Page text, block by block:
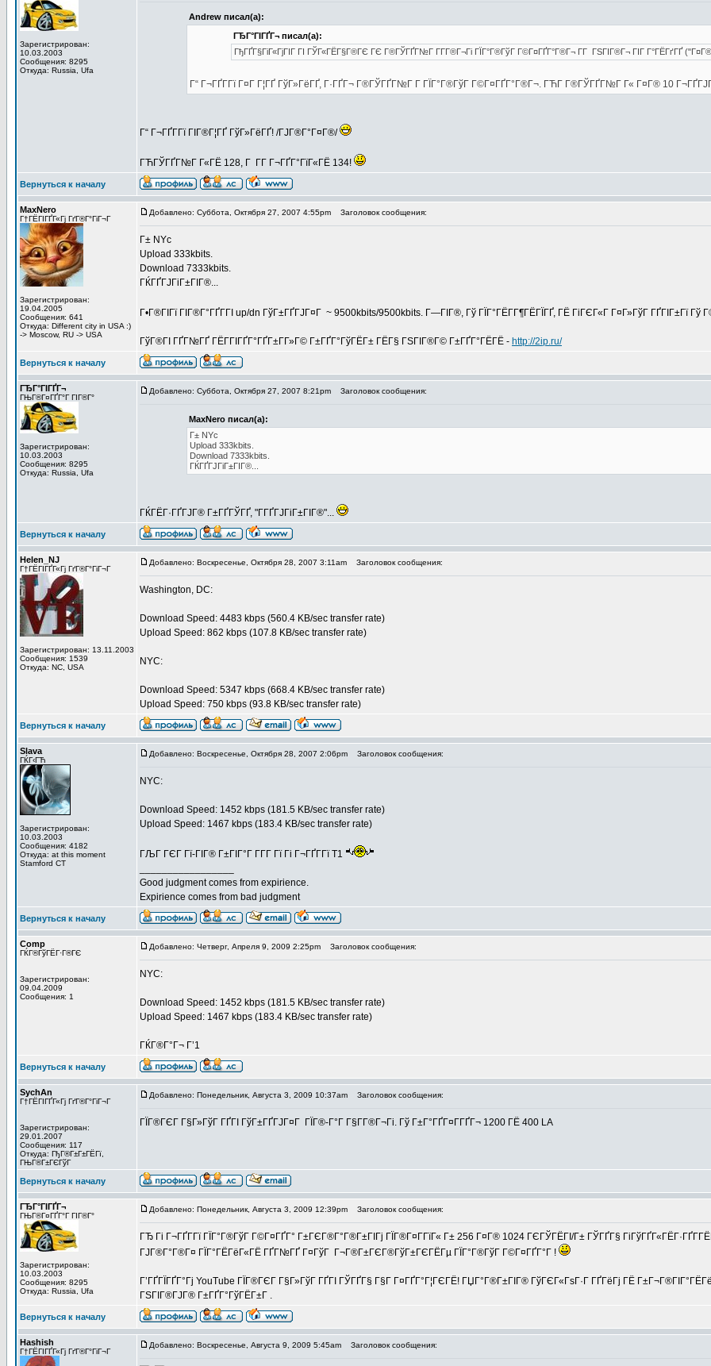
Зарегистрирован:
10.03.2003
Сообщения: 8295
Откуда: Russia, Ufa
Andrew писал(а):
ГЂГ°ГІГҐГ¬ писал(а):
ГђГҐГ§ГіГ«ГјГІГ ГІ ГЎГ«ГЁГ§Г®ГЄ ГЄ Г®ГЎГҐГ№Г Г­Г­Г®Г¬Гі ГЇГ°Г®ГўГ Г©Г¤ГҐГ°Г®Г¬ Г­Г ГЅГІГ®Г¬ ГІГ Г°ГЁГґГҐ
Г“ Г¬ГҐГ­Гї Г¤Г Г¦ГҐ ГўГ»ГёГҐ, Г·ГҐГ¬ Г®ГЎГҐГ№Г Г­ ГЇГ°Г®ГўГ Г©Г¤ГҐГ°Г®Г¬. ГЋГ­ Г®ГЎГҐГ№Г Г« Г¤Г® 10
Г“ Г¬ГҐГ­Гї ГІГ®Г¦ГҐ ГўГ»ГёГҐ! /ГЈГ®Г°Г¤Г®/
ГЋГЎГҐГ№Г Г«ГЁ 128, Г Г­Г Г¬ГҐГ°ГїГ«ГЁ 134!
Вернуться к началу
MaxNero
Г†ГЁГІГҐГ«Гј ГґГ®Г°ГіГ¬Г
Зарегистрирован:
19.04.2005
Сообщения: 641
Откуда: Different city in USA :)
-> Moscow, RU -> USA
Добавлено: Суббота, Октября 27, 2007 4:55pm Заголовок сообщения:
Г± NYc
Upload 333kbits.
Download 7333kbits.
ГЌГҐГЈГіГ±ГІГ®...
Г•Г®ГІГї ГІГ®Г°ГҐГ­ГІ up/dn ГўГ±ГҐГЈГ¤Г ~ 9500kbits/9500kbits. Г—ГІГ®, Гў ГЇГ°ГЁГ­Г¶ГЁГЇГҐ, ГЁ ГіГЄГ«Г Г¤Г»ГўГ ГҐГІГ±Гї
ГўГ®ГІ ГҐГ№ГҐ ГЁГ­ГІГҐГ°ГҐГ±Г­Г»Г© Г±ГҐГ°ГўГЁГ± ГЁГ§ ГЅГІГ®Г© Г±ГҐГ°ГЁГЁ - http://2ip.ru/
Вернуться к началу
ГЂГ°ГІГҐГ¬
ГЊГ®Г¤ГҐГ°Г ГІГ®Г°
Зарегистрирован:
10.03.2003
Сообщения: 8295
Откуда: Russia, Ufa
Добавлено: Суббота, Октября 27, 2007 8:21pm Заголовок сообщения:
MaxNero писал(а):
Г± NYc
Upload 333kbits.
Download 7333kbits.
ГЌГҐГЈГіГ±ГІГ®...
ГЌГЁГ·ГҐГЈГ® Г±ГҐГЎГҐ, "Г­ГҐГЈГіГ±ГІГ®"...
Вернуться к началу
Helen_NJ
Г†ГЁГІГҐГ«Гј ГґГ®Г°ГіГ¬Г
Зарегистрирован: 13.11.2003
Сообщения: 1539
Откуда: NC, USA
Добавлено: Воскресенье, Октября 28, 2007 3:11am Заголовок сообщения:
Washington, DC:
Download Speed: 4483 kbps (560.4 KB/sec transfer rate)
Upload Speed: 862 kbps (107.8 KB/sec transfer rate)
NYC:
Download Speed: 5347 kbps (668.4 KB/sec transfer rate)
Upload Speed: 750 kbps (93.8 KB/sec transfer rate)
Вернуться к началу
Slava
ГЌГ‹ГЋ
Зарегистрирован:
10.03.2003
Сообщения: 4182
Откуда: at this moment
Stamford CT
Добавлено: Воскресенье, Октября 28, 2007 2:06pm Заголовок сообщения:
NYC:
Download Speed: 1452 kbps (181.5 KB/sec transfer rate)
Upload Speed: 1467 kbps (183.4 KB/sec transfer rate)
ГЉГ ГЄГ Гї-ГІГ® Г±ГІГ°Г Г­Г­Г Гї Гі Г¬ГҐГ­Гї T1
Good judgment comes from expirience.
Expirience comes from bad judgment
Вернуться к началу
Comp
ГЌГ®ГўГЁГ·Г®ГЄ
Зарегистрирован:
09.04.2009
Сообщения: 1
Добавлено: Четверг, Апреля 9, 2009 2:25pm Заголовок сообщения:
NYC:
Download Speed: 1452 kbps (181.5 KB/sec transfer rate)
Upload Speed: 1467 kbps (183.4 KB/sec transfer rate)
ГЌГ®Г°Г¬ Г’1
Вернуться к началу
SychAn
Г†ГЁГІГҐГ«Гј ГґГ®Г°ГіГ¬Г
Зарегистрирован:
29.01.2007
Сообщения: 117
Откуда: ГђГ®Г±Г±ГЁГї,
ГЊГ®Г±ГЄГўГ
Добавлено: Понедельник, Августа 3, 2009 10:37am Заголовок сообщения:
ГЇГ®ГЄГ Г§Г»ГўГ ГҐГІ ГўГ±ГҐГЈГ¤Г ГЇГ®-Г°Г Г§Г­Г®Г¬Гі. Гў Г±Г°ГҐГ¤Г­ГҐГ¬ 1200 ГЁ 400 LA
Вернуться к началу
ГЂГ°ГІГҐГ¬
ГЊГ®Г¤ГҐГ°Г ГІГ®Г°
Зарегистрирован:
10.03.2003
Сообщения: 8295
Откуда: Russia, Ufa
Добавлено: Понедельник, Августа 3, 2009 12:39pm Заголовок сообщения:
ГЂ Гі Г¬ГҐГ­Гї ГЇГ°Г®ГўГ Г©Г¤ГҐГ° Г±ГЄГ®Г°Г®Г±ГІГј ГЇГ®Г¤Г­ГїГ« Г± 256 Г¤Г® 1024 ГЄГЎГЁГІ/Г± ГЎГҐГ§
ГЈГ®Г°Г®Г¤ ГЇГ°ГЁГёГ«ГЁ ГҐГ№ГҐ Г¤ГўГ Г¬Г®Г±ГЄГ®ГўГ±ГЄГЁГµ ГЇГ°Г®ГўГ Г©Г¤ГҐГ°Г !
Г’ГҐГЇГҐГ°Гј YouTube ГЇГ®ГЄГ Г§Г»ГўГ ГҐГІ ГЎГҐГ§ Г§Г Г¤ГҐГ°Г¦ГЄГЁ! ГЏГ°Г®Г±ГІГ® ГўГЄГ«ГѕГ·Г ГҐГёГј ГЁ
ГЅГІГ®ГЈГ® Г±ГҐГ°ГўГЁГ±Г .
Вернуться к началу
Hashish
Г†ГЁГІГҐГ«Гј ГґГ®Г°ГіГ¬Г
Добавлено: Воскресенье, Августа 9, 2009 5:45am Заголовок сообщения: